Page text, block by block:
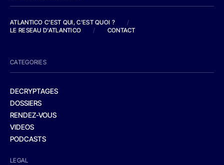
ATLANTICO C'EST QUI, C'EST QUOI ?
/
LE RESEAU D'ATLANTICO
/ CONTACT
CATEGORIES
DECRYPTAGES
DOSSIERS
RENDEZ-VOUS
VIDEOS
PODCASTS
LEGAL